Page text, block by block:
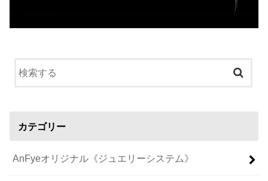
カテゴリー
AnFyeオリジナル《ジュエリーシステム》